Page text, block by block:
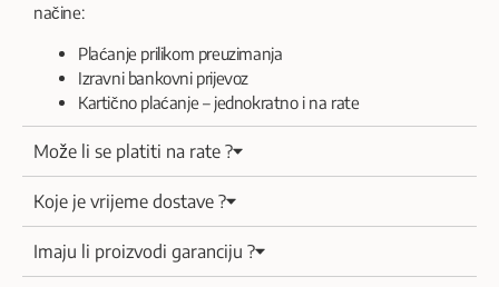
načine:
Plaćanje prilikom preuzimanja
Izravni bankovni prijevoz
Kartično plaćanje – jednokratno i na rate
Može li se platiti na rate ?
Koje je vrijeme dostave ?
Imaju li proizvodi garanciju ?